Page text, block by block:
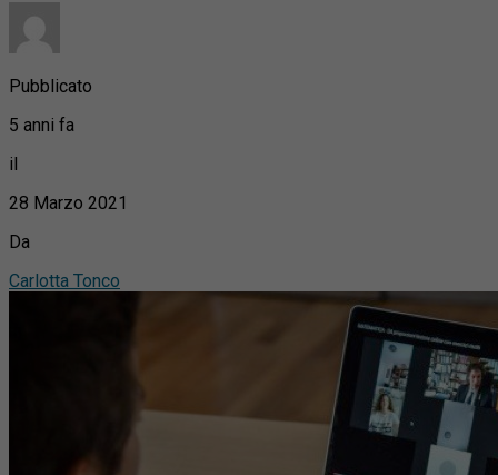
Pubblicato
5 anni fa
il
28 Marzo 2021
Da
Carlotta Tonco